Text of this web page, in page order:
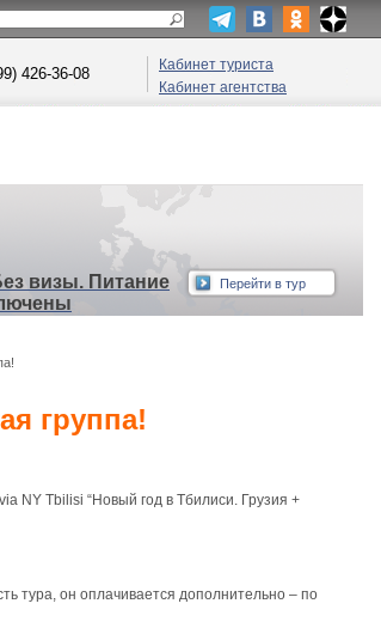
Кабинет туриста
Кабинет агентства
426-36-08
визы. Питание
Перейти в тур
группа!
NY Tbilisi “Новый год в Тбилиси. Грузия +
тура, он оплачивается дополнительно – по